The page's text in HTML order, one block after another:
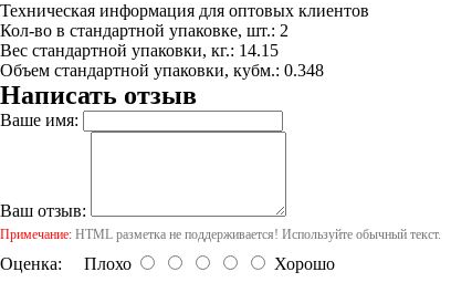
Техническая информация для оптовых клиентов
Кол-во в стандартной упаковке, шт.: 2
Вес стандартной упаковки, кг.: 14.15
Объем стандартной упаковки, кубм.: 0.348
Написать отзыв
Ваше имя:
Ваш отзыв:
Примечание: HTML разметка не поддерживается! Используйте обычный текст.
Оценка: Плохо Хорошо